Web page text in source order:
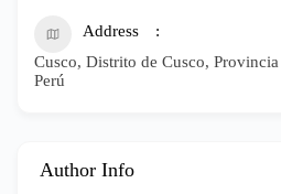
Address
Cusco, Distrito de Cusco,
Perú
Author Info